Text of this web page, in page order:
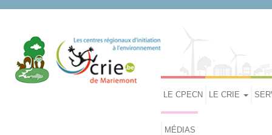
LE CPECN LE CRIE
MÉDIAS